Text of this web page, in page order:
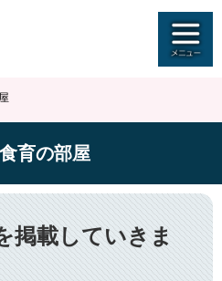
育の部屋
掲載していきま